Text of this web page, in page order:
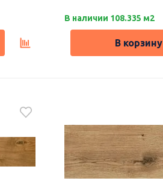
В наличии 108.335 м2
В корзину